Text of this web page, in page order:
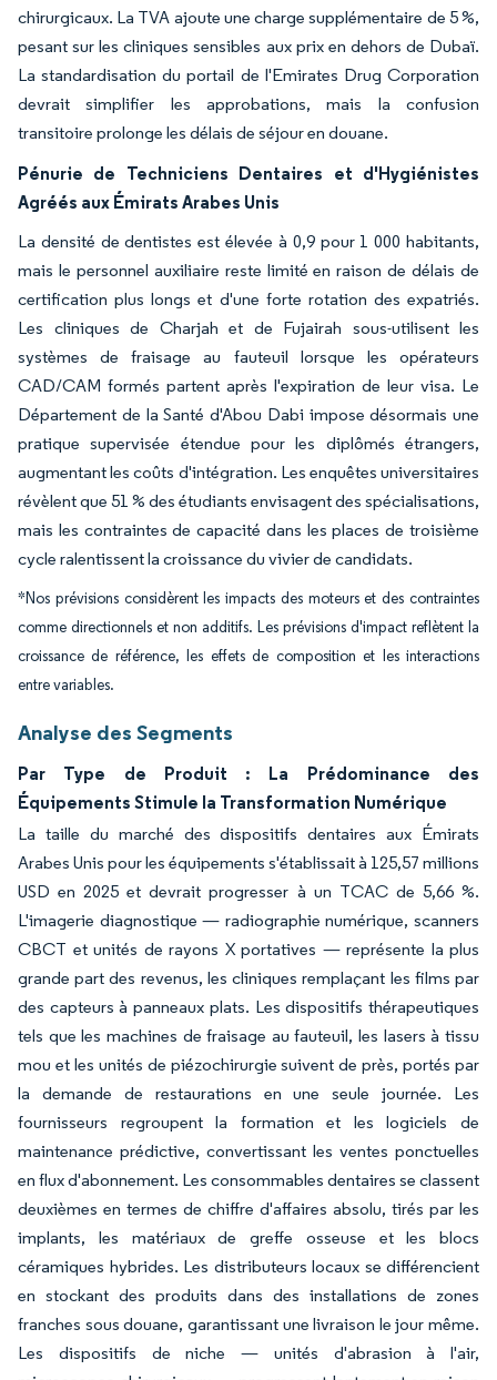
chirurgicaux. La TVA ajoute une charge supplémentaire de 5 %,
pesant sur les cliniques sensibles aux prix en dehors de Dubaï.
La standardisation du portail de l'Emirates Drug Corporation
devrait simplifier les approbations, mais la confusion
transitoire prolonge les délais de séjour en douane.
Pénurie de Techniciens Dentaires et d'Hygiénistes
Agréés aux Émirats Arabes Unis
La densité de dentistes est élevée à 0,9 pour 1 000 habitants,
mais le personnel auxiliaire reste limité en raison de délais de
certification plus longs et d'une forte rotation des expatriés.
Les cliniques de Charjah et de Fujairah sous-utilisent les
systèmes de fraisage au fauteuil lorsque les opérateurs
CAD/CAM formés partent après l'expiration de leur visa. Le
Département de la Santé d'Abou Dabi impose désormais une
pratique supervisée étendue pour les diplômés étrangers,
augmentant les coûts d'intégration. Les enquêtes universitaires
révèlent que 51 % des étudiants envisagent des spécialisations,
mais les contraintes de capacité dans les places de troisième
cycle ralentissent la croissance du vivier de candidats.
*Nos prévisions considèrent les impacts des moteurs et des contraintes
comme directionnels et non additifs. Les prévisions d'impact reflètent la
croissance de référence, les effets de composition et les interactions
entre variables.
Analyse des Segments
Par Type de Produit : La Prédominance des
Équipements Stimule la Transformation Numérique
La taille du marché des dispositifs dentaires aux Émirats
Arabes Unis pour les équipements s'établissait à 125,57 millions
USD en 2025 et devrait progresser à un TCAC de 5,66 %.
L'imagerie diagnostique — radiographie numérique, scanners
CBCT et unités de rayons X portatives — représente la plus
grande part des revenus, les cliniques remplaçant les films par
des capteurs à panneaux plats. Les dispositifs thérapeutiques
tels que les machines de fraisage au fauteuil, les lasers à tissu
mou et les unités de piézochirurgie suivent de près, portés par
la demande de restaurations en une seule journée. Les
fournisseurs regroupent la formation et les logiciels de
maintenance prédictive, convertissant les ventes ponctuelles
en flux d'abonnement. Les consommables dentaires se classent
deuxièmes en termes de chiffre d'affaires absolu, tirés par les
implants, les matériaux de greffe osseuse et les blocs
céramiques hybrides. Les distributeurs locaux se différencient
en stockant des produits dans des installations de zones
franches sous douane, garantissant une livraison le jour même.
Les dispositifs de niche — unités d'abrasion à l'air,